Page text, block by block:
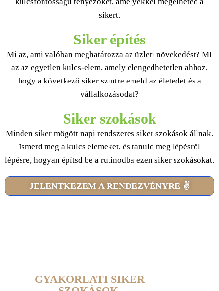
sikert.
Siker építés
Mi az, ami valóban meghatározza az üzleti növekedést? MI
az az egyetlen kulcs-elem, amely elengedhetetlen ahhoz,
hogy a következő siker szintre emeld az életedet és a
vállalkozásodat?
Siker szokások
Minden siker mögött napi rendszeres siker szokások állnak.
Ismerd meg a kulcs elemeket, és tanuld meg lépésről
lépésre, hogyan építsd be a rutinodba ezen siker szokásokat.
JELENTKEZEM A RENDEZVÉNYRE ✌️
GYAKORLATI SIKER